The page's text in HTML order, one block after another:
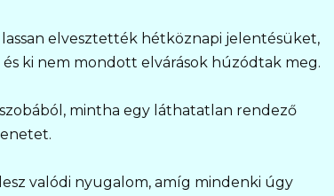
elvesztették hétköznapi jelentésüket,
ki nem mondott elvárások húzódtak meg.
mintha egy láthatatlan rendező
valódi nyugalom, amíg mindenki úgy